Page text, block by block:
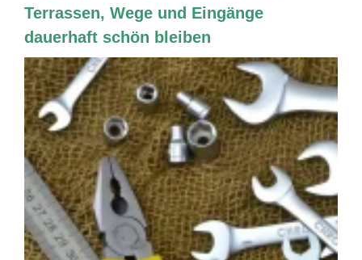
Terrassen, Wege und Eingänge
dauerhaft schön bleiben